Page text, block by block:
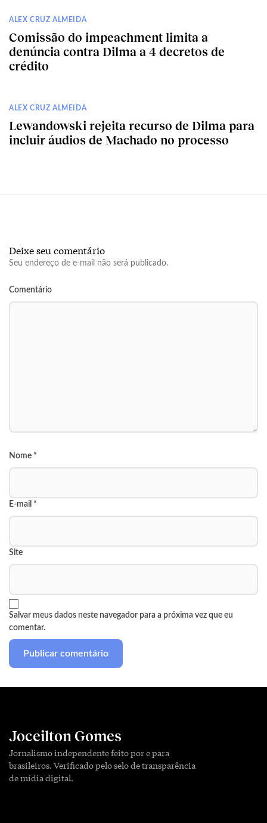
ALEX CRUZ ALMEIDA
Comissão do impeachment limita a
denúncia contra Dilma a 4 decretos de
crédito
ALEX CRUZ ALMEIDA
Lewandowski rejeita recurso de Dilma para
incluir áudios de Machado no processo
Deixe seu comentário
Seu endereço de e-mail não será publicado.
Comentário
Nome *
E-mail *
Site
Salvar meus dados neste navegador para a próxima vez que eu
comentar.
Joceilton Gomes
Jornalismo independente feito por e para
brasileiros. Verificado pelo selo de transparência
de mídia digital.